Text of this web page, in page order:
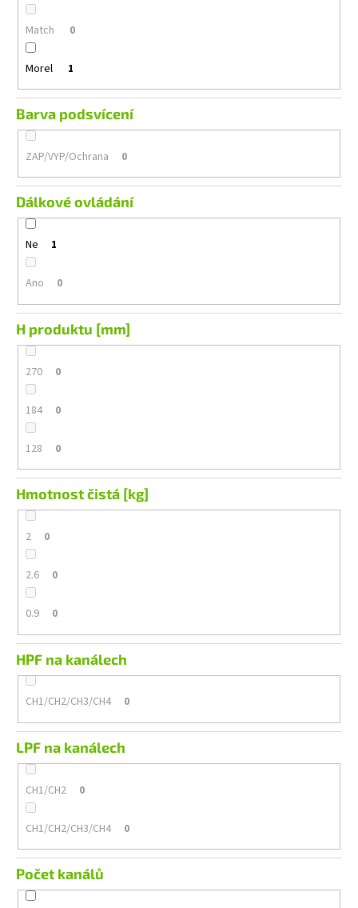
Match 0
Morel 1
Barva podsvícení
ZAP/VYP/Ochrana 0
Dálkové ovládání
Ne 1
Ano 0
H produktu [mm]
270 0
184 0
128 0
Hmotnost čistá [kg]
2 0
2.6 0
0.9 0
HPF na kanálech
CH1/CH2/CH3/CH4 0
LPF na kanálech
CH1/CH2 0
CH1/CH2/CH3/CH4 0
Počet kanálů